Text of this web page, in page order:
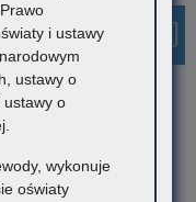
doradcy
znajdujących
i ustawy
ustawy o
ustawy o
wykonuje
oświaty